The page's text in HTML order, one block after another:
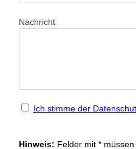
Nachricht
Ich stimme der
Hinweis: Felder mit * müssen